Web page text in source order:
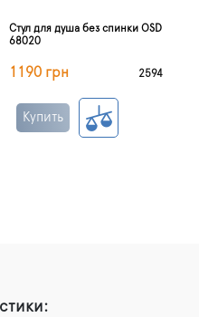
Стул для душа без спинки OSD
68020
1190 грн 2594
Купить